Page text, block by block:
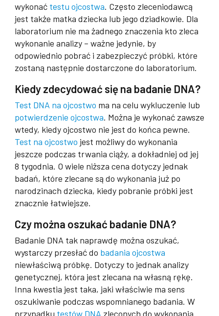
wykonać testu ojcostwa. Często zleceniodawcą
jest także matka dziecka lub jego dziadkowie. Dla
laboratorium nie ma żadnego znaczenia kto zleca
wykonanie analizy – ważne jedynie, by
odpowiednio pobrać i zabezpieczyć próbki, które
zostaną następnie dostarczone do laboratorium.
Kiedy zdecydować się na badanie DNA?
Test DNA na ojcostwo ma na celu wykluczenie lub
potwierdzenie ojcostwa. Można je wykonać zawsze
wtedy, kiedy ojcostwo nie jest do końca pewne.
Test na ojcostwo jest możliwy do wykonania
jeszcze podczas trwania ciąży, a dokładniej od jej
8 tygodnia. O wiele niższa cena dotyczy jednak
badań, które zlecane są do wykonania już po
narodzinach dziecka, kiedy pobranie próbki jest
znacznie łatwiejsze.
Czy można oszukać badanie DNA?
Badanie DNA tak naprawdę można oszukać,
wystarczy przesłać do badania ojcostwa
niewłaściwą próbkę. Dotyczy to jednak analizy
genetycznej, która jest zlecana na własną rękę.
Inna kwestia jest taka, jaki właściwie ma sens
oszukiwanie podczas wspomnianego badania. W
przypadku testów DNA zleconych do wykonania